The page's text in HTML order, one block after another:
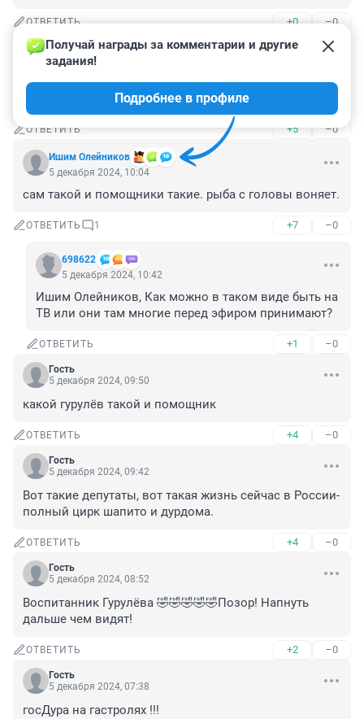
ОТВЕТИТЬ +0 –0
Гость
5 декабря 2024, 10:11
Это скрепы и духовные традиционные ценности.
Ничего вы в этом не понимаете!
ОТВЕТИТЬ +5 –0
Ишим Олейников
Получай награды за комментарии и другие
задания!
Подробнее в профиле
5 декабря 2024, 10:04
сам такой и помощники такие. рыба с головы воняет.
ОТВЕТИТЬ 1 +7 –0
698622
5 декабря 2024, 10:42
Ишим Олейников, Как можно в таком виде быть на
ТВ или они там многие перед эфиром принимают?
ОТВЕТИТЬ +1 –0
Гость
5 декабря 2024, 09:50
какой гурулёв такой и помощник
ОТВЕТИТЬ +4 –0
Гость
5 декабря 2024, 09:42
Вот такие депутаты, вот такая жизнь сейчас в России-
полный цирк шапито и дурдома.
ОТВЕТИТЬ +4 –0
Гость
5 декабря 2024, 08:52
Воспитанник Гурулёва 🤣🤣🤣🤣🤣Позор! Напнуть
дальше чем видят!
ОТВЕТИТЬ +2 –0
Гость
5 декабря 2024, 07:38
госДура на гастролях !!!